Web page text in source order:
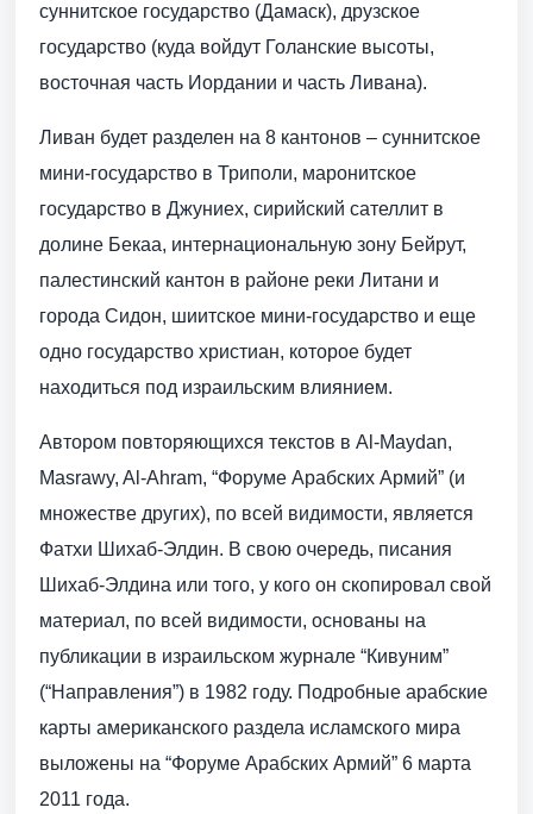
суннитское государство (Дамаск), друзское
государство (куда войдут Голанские высоты,
восточная часть Иордании и часть Ливана).
Ливан будет разделен на 8 кантонов – суннитское
мини-государство в Триполи, маронитское
государство в Джуниех, сирийский сателлит в
долине Бекаа, интернациональную зону Бейрут,
палестинский кантон в районе реки Литани и
города Сидон, шиитское мини-государство и еще
одно государство христиан, которое будет
находиться под израильским влиянием.
Автором повторяющихся текстов в Al-Maydan,
Masrawy, Al-Ahram, “Форуме Арабских Армий” (и
множестве других), по всей видимости, является
Фатхи Шихаб-Элдин. В свою очередь, писания
Шихаб-Элдина или того, у кого он скопировал свой
материал, по всей видимости, основаны на
публикации в израильском журнале “Кивуним”
(“Направления”) в 1982 году. Подробные арабские
карты американского раздела исламского мира
выложены на “Форуме Арабских Армий” 6 марта
2011 года.